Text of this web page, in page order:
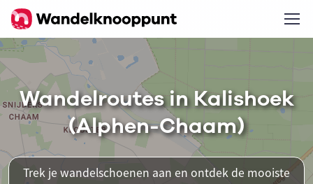
Wandelroutes in Kalishoek
(Alphen-Chaam)
Trek je wandelschoenen aan en ontdek de mooiste